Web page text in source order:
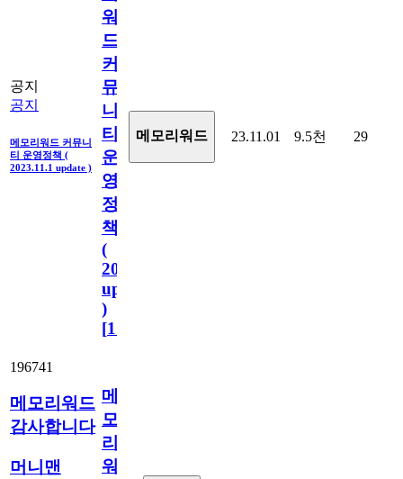
공지
공지
메모리워드 커뮤니
티 운영정책 (
2023.11.1 update )
워
드
커
뮤
니
티
운
영
정
책
(
2023.11.1
update
)
[110
메모리워드 23.11.01 9.5천 29
196741
메모리워드
감사합니다
머니맨
메
모
리
워